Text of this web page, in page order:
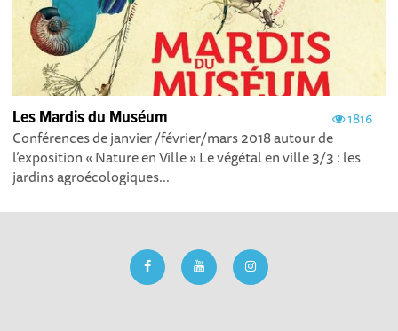
1816
Les Mardis du Muséum
Conférences de janvier /février/mars 2018 autour de
l’exposition « Nature en Ville » Le végétal en ville 3/3 : les
jardins agroécologiques...